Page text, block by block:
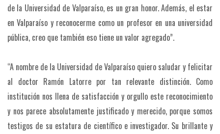
de la Universidad de Valparaíso, es un gran honor. Además, el estar
en Valparaíso y reconocerme como un profesor en una universidad
pública, creo que también eso tiene un valor agregado”.
“A nombre de la Universidad de Valparaíso quiero saludar y felicitar
al doctor Ramón Latorre por tan relevante distinción. Como
institución nos llena de satisfacción y orgullo este reconocimiento
y nos parece absolutamente justificado y merecido, porque somos
testigos de su estatura de científico e investigador. Su brillante y